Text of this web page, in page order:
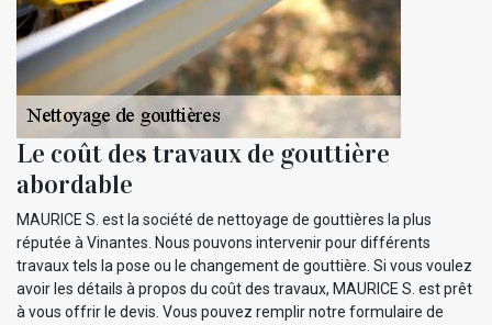
Le coût des travaux de gouttière
abordable
MAURICE S. est la société de nettoyage de gouttières la plus
réputée à Vinantes. Nous pouvons intervenir pour différents
travaux tels la pose ou le changement de gouttière. Si vous voulez
avoir les détails à propos du coût des travaux, MAURICE S. est prêt
à vous offrir le devis. Vous pouvez remplir notre formulaire de